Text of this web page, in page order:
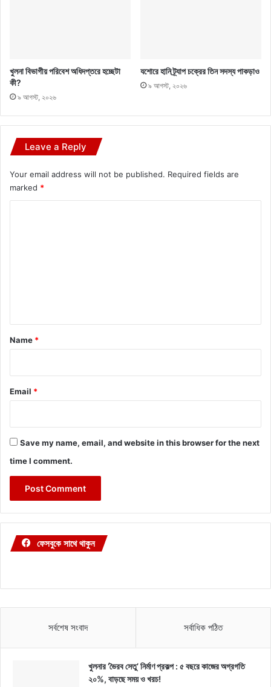
খুলনা বিভাগীয় পরিবেশ অধিদপ্তরে হচ্ছেটা
কী?
৯ আগস্ট, ২০২৬
যশোরে হানি ট্র্যাপ চক্রের তিন সদস্য পাকড়াও
৯ আগস্ট, ২০২৬
Leave a Reply
Your email address will not be published. Required fields are
marked *
*
Name *
Email *
Save my name, email, and website in this browser for the next
time I comment.
ফেসবুকে সাথে থাকুন
সর্বশেষ সংবাদ সর্বাধিক পঠিত
খুলনার ‘ভৈরব সেতু’ নির্মাণ প্রকল্প : ৫ বছরে কাজের অগ্রগতি
২০%, বাড়ছে সময় ও খরচ!